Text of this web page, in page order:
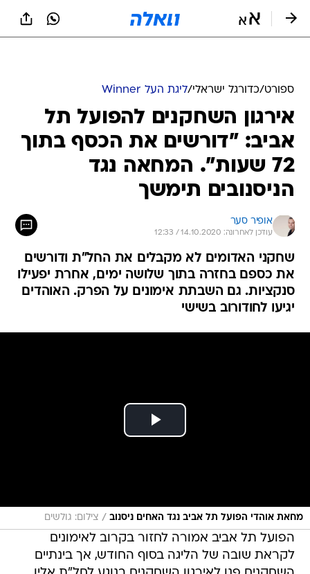
ספורט/כדורגל ישראלי/ליגת העל Winner
אירגון השחקנים להפועל תל
אביב: "דורשים את הכסף בתוך
72 שעות". המחאה נגד
הניסנובים תימשך
אופיר סער
עודכן לאחרונה: 14.10.2020 / 12:33
שחקני האדומים לא מקבלים את החל"ת ודורשים
את כספם בחזרה בתוך שלושה ימים, אחרת יפעילו
סנקציות. גם השבתת אימונים על הפרק. האוהדים
יגיעו לחודורוב בשישי
מחאת אוהדי הפועל תל אביב נגד האחים ניסנוב / צילום: גולשים
הפועל תל אביב אמורה לחזור בקרוב לאימונים
לקראת שובה של הליגה בסוף החודש, אך בינתיים